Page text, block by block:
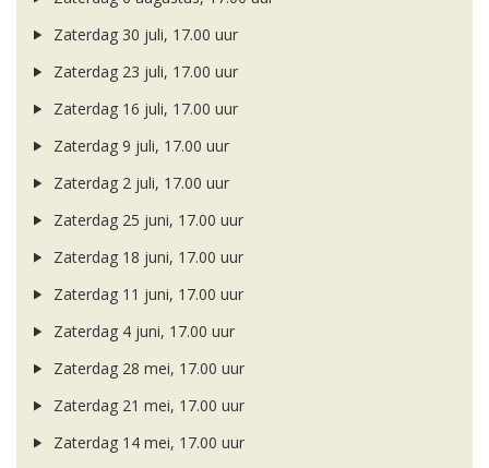
Zaterdag 30 juli, 17.00 uur
Zaterdag 23 juli, 17.00 uur
Zaterdag 16 juli, 17.00 uur
Zaterdag 9 juli, 17.00 uur
Zaterdag 2 juli, 17.00 uur
Zaterdag 25 juni, 17.00 uur
Zaterdag 18 juni, 17.00 uur
Zaterdag 11 juni, 17.00 uur
Zaterdag 4 juni, 17.00 uur
Zaterdag 28 mei, 17.00 uur
Zaterdag 21 mei, 17.00 uur
Zaterdag 14 mei, 17.00 uur